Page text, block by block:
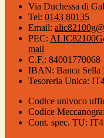
Via Duchessa di
Tel: 0143 80135
Email:
PEC:
mail
C.F.: 84001770068
IBAN: Banca Sella
Tesoreria Unica:
Codice univoco
Codice
Cont. spec. TU: